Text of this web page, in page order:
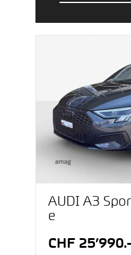
AUDI A3
e
CHF 25’990.-